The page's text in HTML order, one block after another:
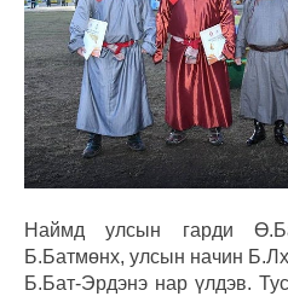
Наймд улсын гарди
Б.Батмөнх, улсын начин
Б.Бат-Эрдэнэ нар үлдэв.